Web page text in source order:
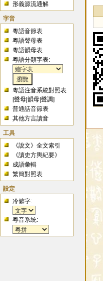
形義源流通解
字音
粵語音節表
粵語聲母表
粵語韻母表
粵語分類字表:
粵語注音系統對照表
[聲母 |韻母 |聲調]
普通話音節表
其他方言讀音
工具
《說文》全文索引
《讀史方輿紀要》
成語彙輯
繁簡對照表
設定
冷僻字:
粵音系統: